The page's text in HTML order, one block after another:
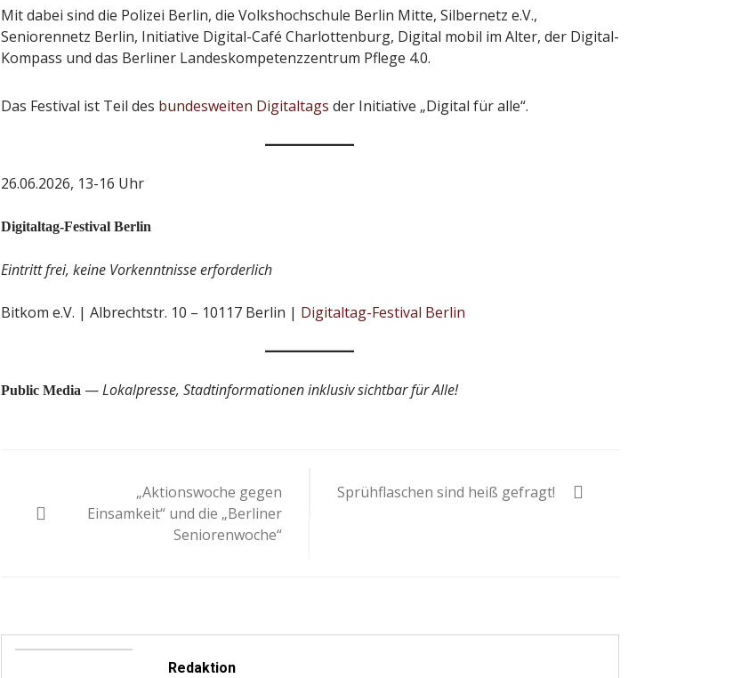
Mit dabei sind die Polizei Berlin, die Volkshochschule Berlin Mitte, Silbernetz e.V.,
Seniorennetz Berlin, Initiative Digital-Café Charlottenburg, Digital mobil im Alter, der Digital-
Kompass und das Berliner Landeskompetenzzentrum Pflege 4.0.
Das Festival ist Teil des bundesweiten Digitaltags der Initiative „Digital für alle“.
26.06.2026, 13-16 Uhr
Digitaltag-Festival Berlin
Eintritt frei, keine Vorkenntnisse erforderlich
Bitkom e.V. | Albrechtstr. 10 – 10117 Berlin | Digitaltag-Festival Berlin
Public Media—Lokalpresse, Stadtinformationen inklusiv sichtbar für Alle!
„Aktionswoche gegen
Einsamkeit“ und die „Berliner
Seniorenwoche“
Sprühflaschen sind heiß gefragt!
Redaktion